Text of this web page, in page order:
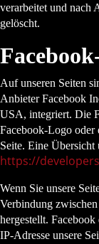
verarbeitet und nach
gelöscht.
Auf unseren Seiten
Anbieter Facebook
USA, integriert. Die
Facebook-Logo
Seite. Eine
https://
Wenn Sie unsere
Verbindung
hergestellt.
IP-Adresse unsere